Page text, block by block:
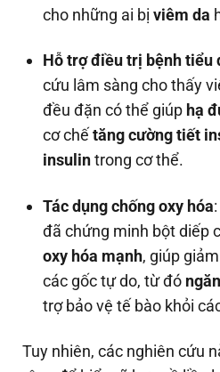
cho những ai bịviêm da
Hỗ trợ điều trị bệnh tiểu
cứu lâm sàng cho thấy
đều đặn có thể giúp hạ
cơ chếtăng cường tiết
insulintrong cơ thể.
Tác dụng chống oxy hóa
đã chứng minh bột diếp
oxy hóa mạnh, giúp
các gốc tự do, từ đó
trợ bảo vệ tế bào khỏi
Tuy nhiên, các nghiên cứu